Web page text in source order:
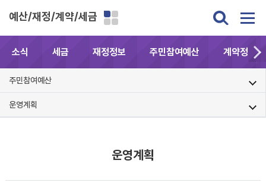
예산/재정/계약/세금
소식 세금 재정정보 주민참여예산 계약정보
주민참여예산
운영계획
운영계획